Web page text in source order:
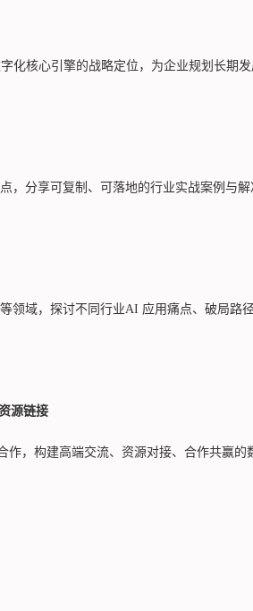
核心引擎的战略定位，为企业规划长期发
分享可复制、可落地的行业实战案例与解
领域，探讨不同行业AI 应用痛点、破局路
源链接
，构建高端交流、资源对接、合作共赢的